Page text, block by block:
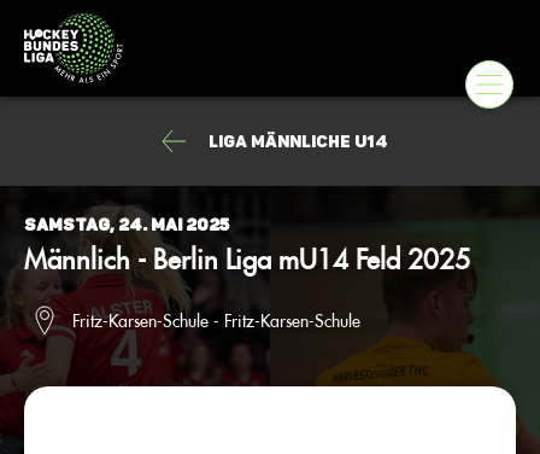
Liga männliche U14
Samstag, 24. Mai 2025
Männlich - Berlin Liga mU14 Feld 2025
Fritz-Karsen-Schule - Fritz-Karsen-Schule